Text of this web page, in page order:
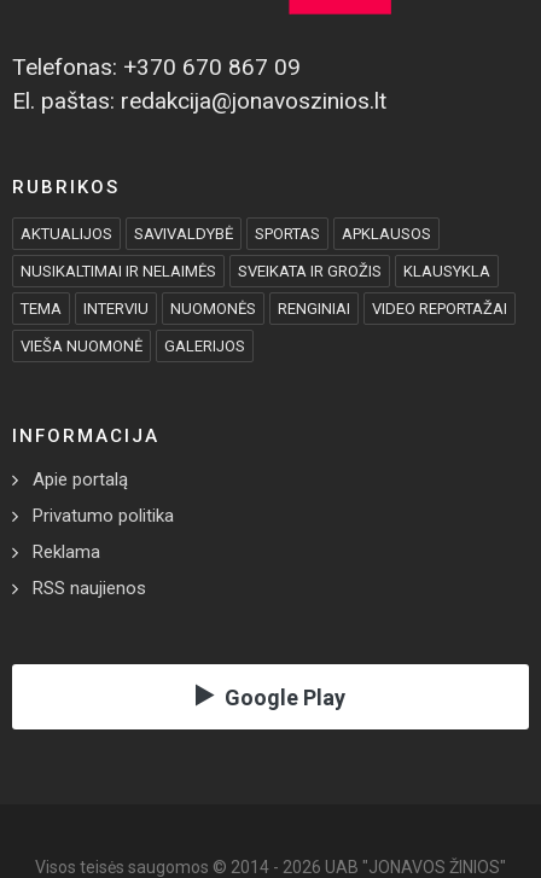
Telefonas: +370 670 867 09
El. paštas: redakcija@jonavoszinios.lt
AKTUALIJOS SAVIVALDYBĖ SPORTAS APKLAUSOS